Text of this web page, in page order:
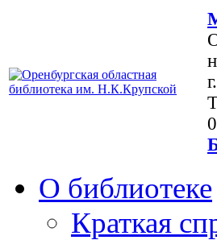
О библиотеке
Краткая